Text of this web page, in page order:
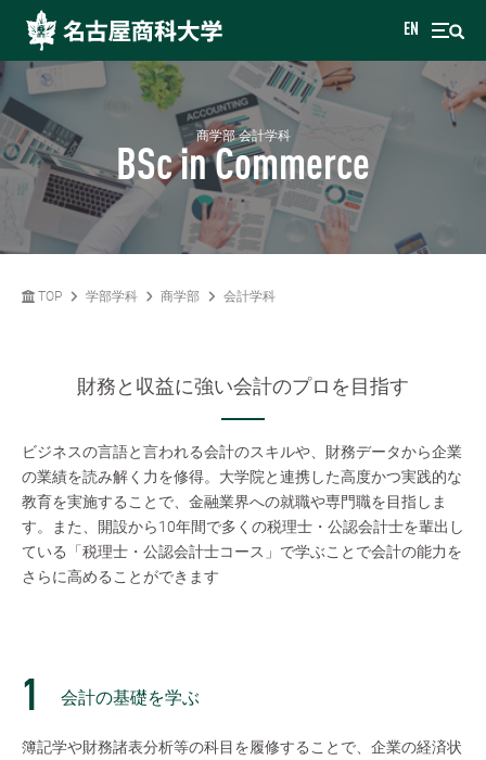
EN
商学部 会計学科
BSc in Commerce
TOP 学部学科 商学部 会計学科
財務と収益に強い会計のプロを目指す
ビジネスの言語と言われる会計のスキルや、財務データから企業
の業績を読み解く力を修得。大学院と連携した高度かつ実践的な
教育を実施することで、金融業界への就職や専門職を目指しま
す。また、開設から10年間で多くの税理士・公認会計士を輩出し
ている「税理士・公認会計士コース」で学ぶことで会計の能力を
さらに高めることができます
会計の基礎を学ぶ
簿記学や財務諸表分析等の科目を履修することで、企業の経済状